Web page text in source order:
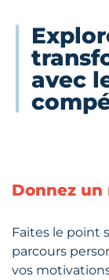
avec
Donnez
Faites le point
parcours
vos